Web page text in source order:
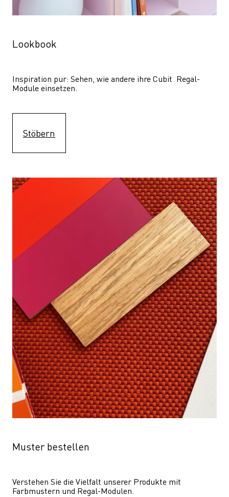
Lookbook
Inspiration pur: Sehen, wie andere ihre Cubit  Regal-
Module einsetzen.
Stöbern
Muster bestellen
Verstehen Sie die Vielfalt unserer Produkte mit
Farbmustern und Regal-Modulen.